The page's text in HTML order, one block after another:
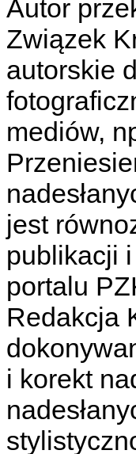
Autor
Związek
autorskie
mediów,
jest
publikacji
portalu
Redakcja
i korekt